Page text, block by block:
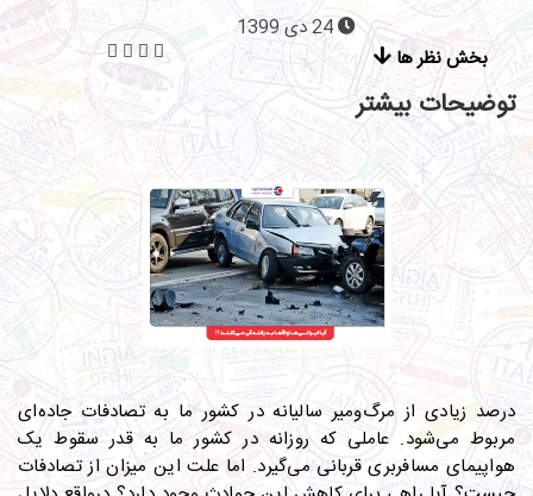
بخش نظر ها
24 دی 1399
توضیحات بیشتر
درصد زیادی از مرگ‌ومیر سالیانه در کشور ما به تصادفات جاده‌ای
مربوط می‌شود. عاملی که روزانه در کشور ما به قدر سقوط یک
هواپیمای مسافربری قربانی می‌گیرد. اما علت این میزان از تصادفات